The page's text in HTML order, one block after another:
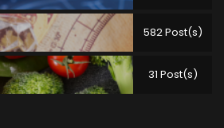
582 Post(s)
31 Post(s)